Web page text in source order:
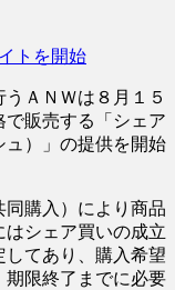
トを開始
ＡＮＷは８月１５
で販売する「シェア
）」の提供を開始
購入）により商品
シェア買いの成立
てあり、購入希望
期限終了までに必要